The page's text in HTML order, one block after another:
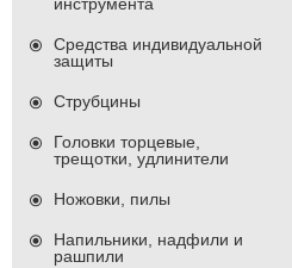
Средства индивидуальной
защиты
Струбцины
Головки торцевые,
трещотки, удлинители
Ножовки, пилы
Напильники, надфили и
рашпили